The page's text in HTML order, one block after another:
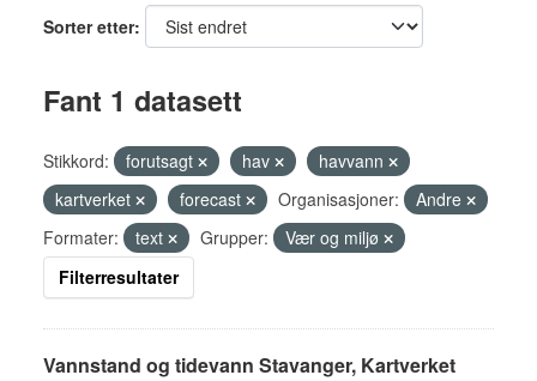
Sorter etter
Fant 1 datasett
Stikkord: forutsagt hav
havvann
kartverket
forecast Organisasjoner:
Andre
Formater:
text Grupper:
Vær og miljø
Filterresultater
Vannstand og tidevann Stavanger, Kartverket